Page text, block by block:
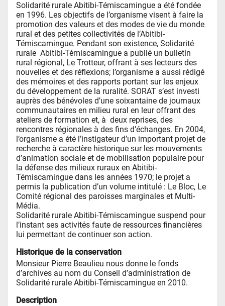
Solidarité rurale Abitibi-Témiscamingue a été fondée
en 1996. Les objectifs de l’organisme visent à faire la
promotion des valeurs et des modes de vie du monde
rural et des petites collectivités de l’Abitibi-
Témiscamingue. Pendant son existence, Solidarité
rurale  Abitibi-Témiscamingue a publié un bulletin
rural régional, Le Trotteur, offrant à ses lecteurs des
nouvelles et des réflexions; l’organisme a aussi rédigé
des mémoires et des rapports portant sur les enjeux
du développement de la ruralité. SORAT s’est investi
auprès des bénévoles d’une soixantaine de journaux
communautaires en milieu rural en leur offrant des
ateliers de formation et, à  deux reprises, des
rencontres régionales à des fins d’échanges. En 2004,
l’organisme a été l’instigateur d’un important projet de
recherche à caractère historique sur les mouvements
d’animation sociale et de mobilisation populaire pour
la défense des milieux ruraux en Abitibi-
Témiscamingue dans les années 1970; le projet a
permis la publication d’un volume intitulé : Le Bloc, Le
Comité régional des paroisses marginales et Multi-
Média.
Solidarité rurale Abitibi-Témiscamingue suspend pour
l’instant ses activités faute de ressources financières
lui permettant de continuer son action.
Historique de la conservation
Monsieur Pierre Beaulieu nous donne le fonds
d’archives au nom du Conseil d’administration de
Solidarité rurale Abitibi-Témiscamingue en 2010.
Description